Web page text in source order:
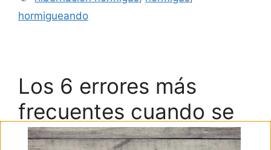
hormigueando
Los 6 errores más
frecuentes cuando se
es novato